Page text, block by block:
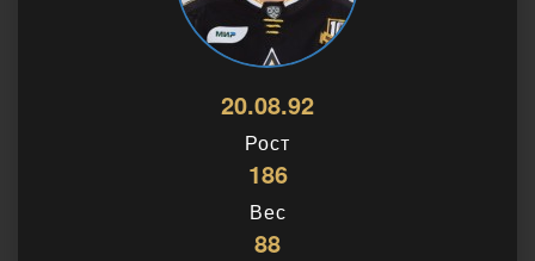
20.08.92
Рост
186
Вес
88